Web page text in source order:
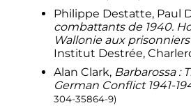
Philippe Destatte, Paul
combattants de 1940.
Wallonie aux
Institut Destrée,
Alan Clark, Barbarossa :
German Conflict 1941-
304-35864-9)